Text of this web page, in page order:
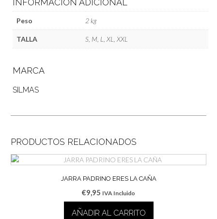
Peso 2 kg
TALLA S, M, L, XL, XXL
MARCA
SILMAS
PRODUCTOS RELACIONADOS
JARRA PADRINO ERES LA CAÑA
€9,95 IVA Incluido
AÑADIR AL CARRITO